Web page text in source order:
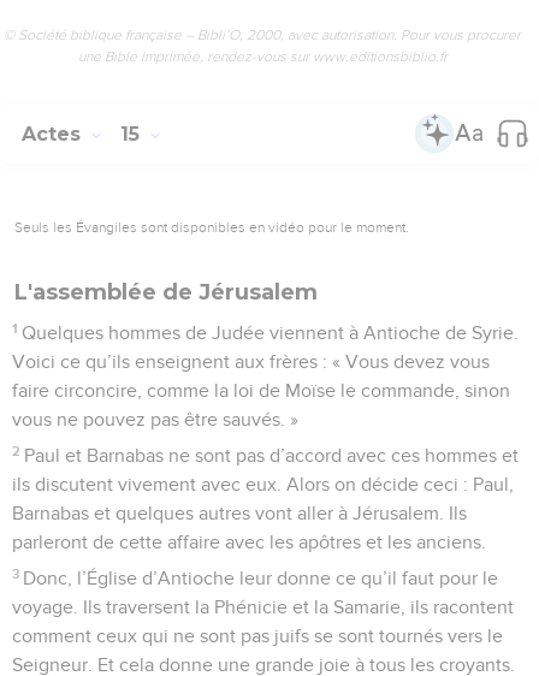
© Société biblique française – Bibli’O, 2000, avec autorisation. Pour vous procurer
une Bible imprimée, rendez-vous sur www.editionsbiblio.fr
Actes 15
Seuls les Évangiles sont disponibles en vidéo pour le moment.
L'assemblée de Jérusalem
1 Quelques hommes de Judée viennent à Antioche de Syrie.
Voici ce qu’ils enseignent aux frères : « Vous devez vous
faire circoncire, comme la loi de Moïse le commande, sinon
vous ne pouvez pas être sauvés. »
2 Paul et Barnabas ne sont pas d’accord avec ces hommes et
ils discutent vivement avec eux. Alors on décide ceci : Paul,
Barnabas et quelques autres vont aller à Jérusalem. Ils
parleront de cette affaire avec les apôtres et les anciens.
3 Donc, l’Église d’Antioche leur donne ce qu’il faut pour le
voyage. Ils traversent la Phénicie et la Samarie, ils racontent
comment ceux qui ne sont pas juifs se sont tournés vers le
Seigneur. Et cela donne une grande joie à tous les croyants.